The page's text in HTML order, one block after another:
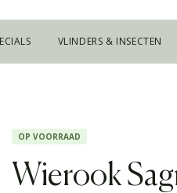
VLINDERS & INSECTEN
OP VOORRAAD
Wierook